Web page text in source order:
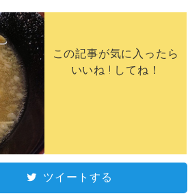
この記事が気に入ったら
いいね ! してね！
ツイートする